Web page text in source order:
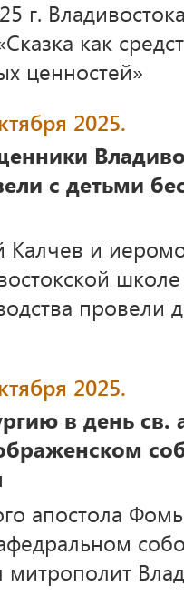
г.
как
ценностей»
2025.
с детьми
Калчев и
провели
2025.
в день
апостола
митрополит